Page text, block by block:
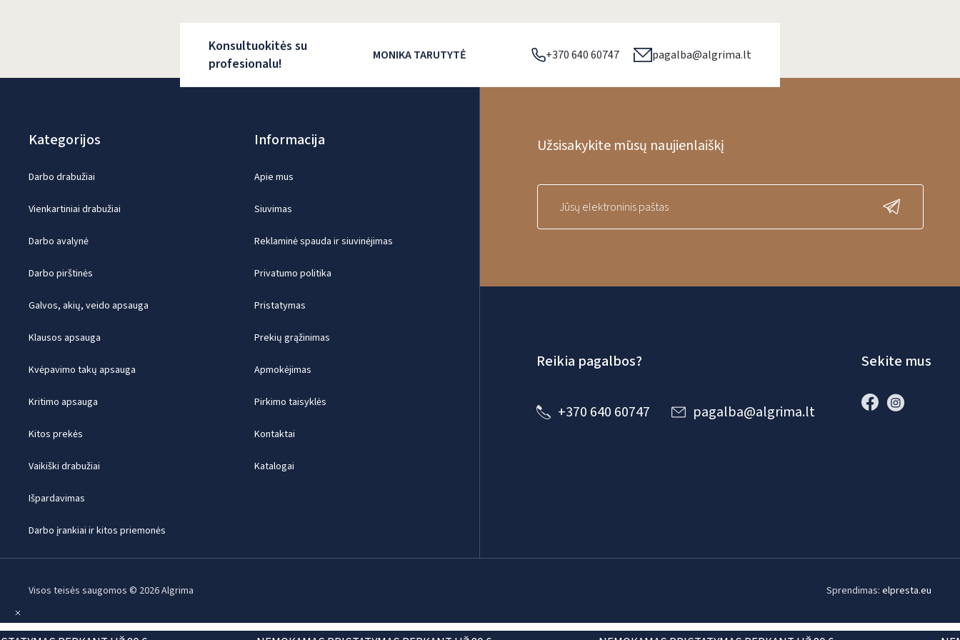
Konsultuokitės su
profesionalu!
MONIKA TARUTYTĖ +370 640 60747 pagalba@algrima.lt
Kategorijos
Darbo drabužiai
Vienkartiniai drabužiai
Darbo avalynė
Darbo pirštinės
Galvos, akių, veido apsauga
Klausos apsauga
Kvėpavimo takų apsauga
Kritimo apsauga
Kitos prekės
Vaikiški drabužiai
Išpardavimas
Darbo įrankiai ir kitos priemonės
Informacija
Apie mus
Siuvimas
Reklaminė spauda ir siuvinėjimas
Privatumo politika
Pristatymas
Prekių grąžinimas
Apmokėjimas
Pirkimo taisyklės
Kontaktai
Katalogai
Užsisakykite mūsų naujienlaiškį
Reikia pagalbos?
+370 640 60747 pagalba@algrima.lt
Sekite mus
Visos teisės saugomos © 2026 Algrima Sprendimas: elpresta.eu